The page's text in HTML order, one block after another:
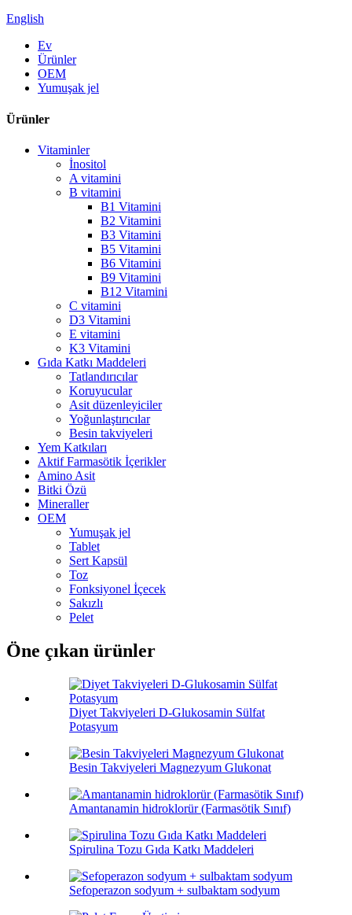
English
Ev
Ürünler
OEM
Yumuşak jel
Ürünler
Vitaminler
İnositol
A vitamini
B vitamini
B1 Vitamini
B2 Vitamini
B3 Vitamini
B5 Vitamini
B6 Vitamini
B9 Vitamini
B12 Vitamini
C vitamini
D3 Vitamini
E vitamini
K3 Vitamini
Gıda Katkı Maddeleri
Tatlandırıcılar
Koruyucular
Asit düzenleyiciler
Yoğunlaştırıcılar
Besin takviyeleri
Yem Katkıları
Aktif Farmasötik İçerikler
Amino Asit
Bitki Özü
Mineraller
OEM
Yumuşak jel
Tablet
Sert Kapsül
Toz
Fonksiyonel İçecek
Sakızlı
Pelet
Öne çıkan ürünler
Diyet Takviyeleri D-Glukosamin Sülfat
Potasyum
Besin Takviyeleri Magnezyum Glukonat
Amantanamin hidroklorür (Farmasötik Sınıf)
Spirulina Tozu Gıda Katkı Maddeleri
Sefoperazon sodyum + sulbaktam sodyum